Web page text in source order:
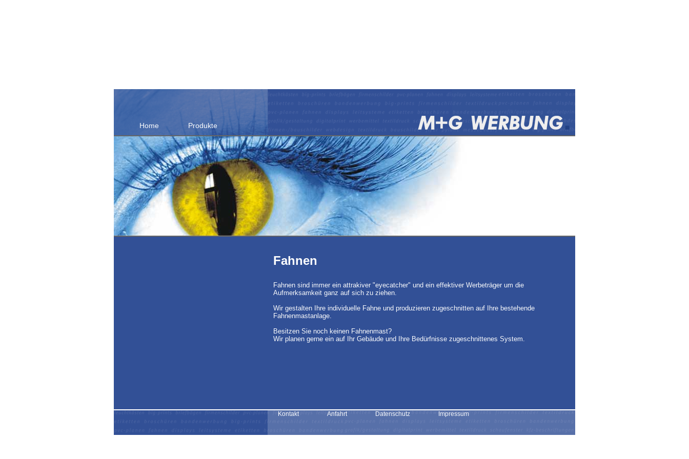
Home Produkte
Kontakt Anfahrt Datenschutz Impressum
Fahnen
Fahnen sind immer ein attrakiver "eyecatcher" und ein effektiver Werbeträger um die
Aufmerksamkeit ganz auf sich zu ziehen.
Wir gestalten Ihre individuelle Fahne und produzieren zugeschnitten auf Ihre bestehende
Fahnenmastanlage.
Besitzen Sie noch keinen Fahnenmast?
Wir planen gerne ein auf Ihr Gebäude und Ihre Bedürfnisse zugeschnittenes System.